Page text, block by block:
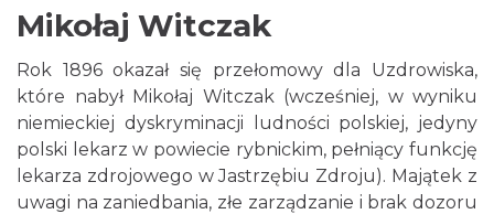
Mikołaj Witczak
Rok 1896 okazał się przełomowy dla Uzdrowiska,
które nabył Mikołaj Witczak (wcześniej, w wyniku
niemieckiej dyskryminacji ludności polskiej, jedyny
polski lekarz w powiecie rybnickim, pełniący funkcję
lekarza zdrojowego w Jastrzębiu Zdroju). Majątek z
uwagi na zaniedbania, złe zarządzanie i brak dozoru